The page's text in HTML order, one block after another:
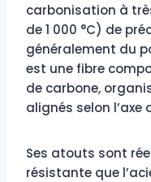
carbonisation à
de 1 000 °C) de
généralement du
est une fibre
de carbone,
alignés selon l’axe
Ses atouts sont
résistante que